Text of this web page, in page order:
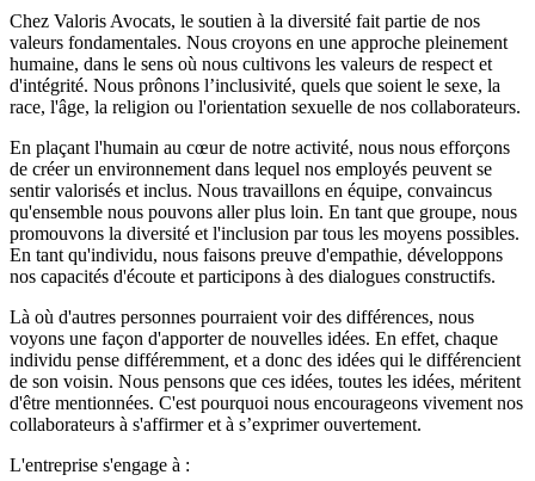
Chez Valoris Avocats, le soutien à la diversité fait partie de nos
valeurs fondamentales. Nous croyons en une approche pleinement
humaine, dans le sens où nous cultivons les valeurs de respect et
d'intégrité. Nous prônons l’inclusivité, quels que soient le sexe, la
race, l'âge, la religion ou l'orientation sexuelle de nos collaborateurs.
En plaçant l'humain au cœur de notre activité, nous nous efforçons
de créer un environnement dans lequel nos employés peuvent se
sentir valorisés et inclus. Nous travaillons en équipe, convaincus
qu'ensemble nous pouvons aller plus loin. En tant que groupe, nous
promouvons la diversité et l'inclusion par tous les moyens possibles.
En tant qu'individu, nous faisons preuve d'empathie, développons
nos capacités d'écoute et participons à des dialogues constructifs.
Là où d'autres personnes pourraient voir des différences, nous
voyons une façon d'apporter de nouvelles idées. En effet, chaque
individu pense différemment, et a donc des idées qui le différencient
de son voisin. Nous pensons que ces idées, toutes les idées, méritent
d'être mentionnées. C'est pourquoi nous encourageons vivement nos
collaborateurs à s'affirmer et à s’exprimer ouvertement.
L'entreprise s'engage à :